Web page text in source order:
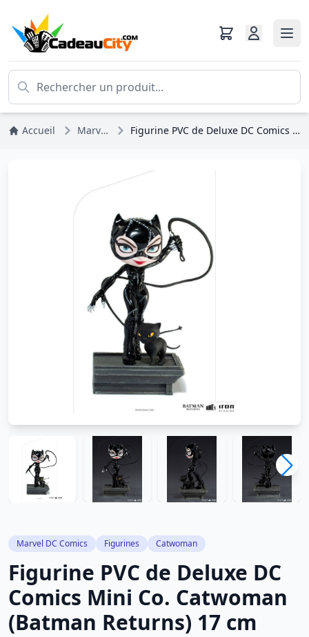
Accueil Marvel DC Comics Figurine PVC de Deluxe DC Comics Mini Co. Catwoman (Batman Returns) 17 cm
Marvel DC Comics Figurines Catwoman
Figurine PVC de Deluxe DC
Comics Mini Co. Catwoman
(Batman Returns) 17 cm